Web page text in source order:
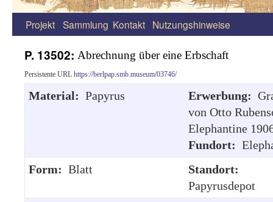
Zum
springen
Projekt Sammlung Kontakt Nutzungshinweise
P. 13502: Abrechnung über eine Erbschaft
Persistente URL https://berlpap.smb.museum/03746/
Material: Papyrus Erwerbung:
von Otto
Elephantine
Fundort:
Form: Blatt
Standort:
Papyrusdepot